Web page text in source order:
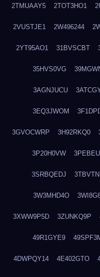
2TMUAAY5 2TOT3HO1
2VUSTJE1 2W496244
2YT95AO1 31BVSCBT
35HVS0VG
3AGNJUCU
3EQ3JWOM
3GVOCWRP 3H92RKQ0
3P20H0VW
3SRBQEDJ
3W3MHD4O
3XWW9P5D 3ZUNKQ9P
49R1GYE9
4DWPQY14 4E402GTO